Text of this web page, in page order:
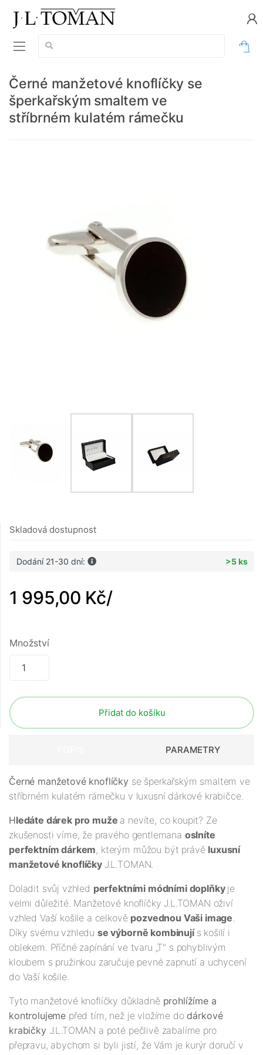
Vyhledávání:
Černé manžetové knoflíčky se
šperkařským smaltem ve
stříbrném kulatém rámečku
Skladová dostupnost
Dodání 21-30 dní: >5 ks
1 995,00 Kč/
Množství
Přidat do košíku
PARAMETRY
Černé manžetové knoflíčky se šperkařským smaltem ve
stříbrném kulatém rámečku v luxusní dárkové krabičce.
Hledáte dárek pro muže a nevíte, co koupit? Ze
zkušenosti víme, že pravého gentlemana oslníte
perfektním dárkem, kterým můžou být právě luxusní
manžetové knoflíčky J.L.TOMAN.
Doladit svůj vzhled perfektními módními doplňky je
velmi důležité. Manžetové knoflíčky J.L.TOMAN oživí
vzhled Vaší košile a celkově pozvednou Vaši image.
Díky svému vzhledu se výborně kombinují s košilí i
oblekem. Příčné zapínání ve tvaru „T" s pohyblivým
kloubem s pružinkou zaručuje pevné zapnutí a uchycení
do Vaší košile.
Tyto manžetové knoflíčky důkladně prohlížíme a
kontrolujeme před tím, než je vložíme do dárkové
krabičkyJ.L.TOMAN a poté pečlivě zabalíme pro
přepravu, abychom si byli jistí, že Vám je kurýr doručí v